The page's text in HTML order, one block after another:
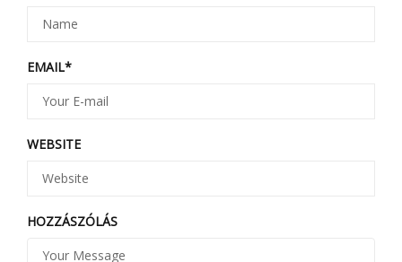
EMAIL*
WEBSITE
HOZZÁSZÓLÁS